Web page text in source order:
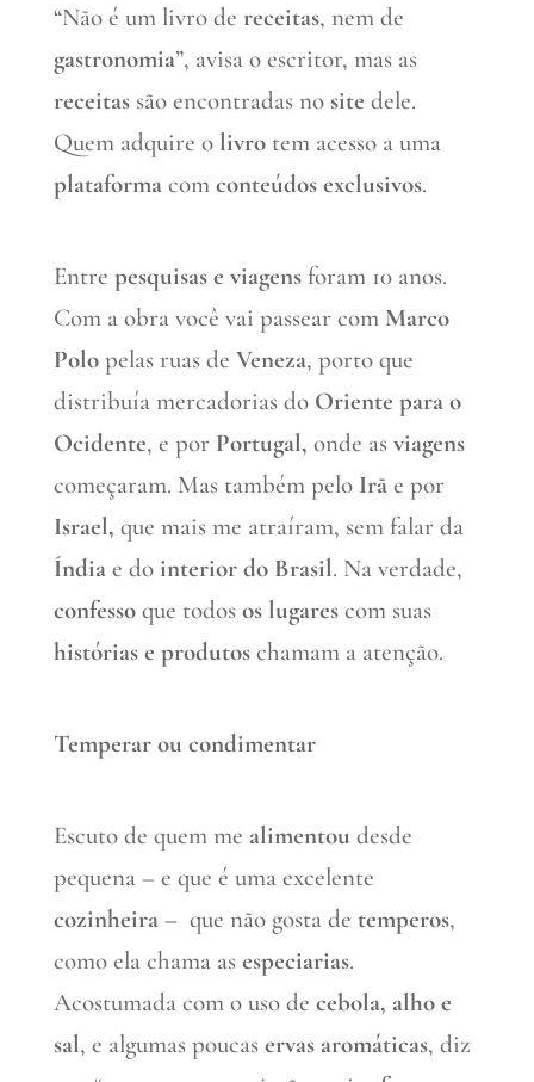
“Não é um livro de receitas, nem de
gastronomia”, avisa o escritor, mas as
receitassão encontradas no site dele.
Quem adquire o livro tem acesso a uma
plataformacom conteúdos exclusivos.
Entre pesquisas e viagensforam 10 anos.
Com a obra você vai passear com Marco
Polopelas ruas de Veneza, porto que
distribuía mercadorias do Oriente para o
Ocidente, e por Portugal, onde asviagens
começaram. Mas também pelo Irã e por
Israel, que mais me atraíram, sem falar da
Índiae do interior do Brasil. Na verdade,
confessoque todos os lugarescom suas
histórias e produtoschamam a atenção.
Temperar ou condimentar
Escuto de quem me alimentou desde
pequena – e que é uma excelente
cozinheira – que não gosta de temperos,
como ela chama as especiarias.
Acostumada com o uso de cebola, alho e
sal, e algumas poucas ervas aromáticas, diz